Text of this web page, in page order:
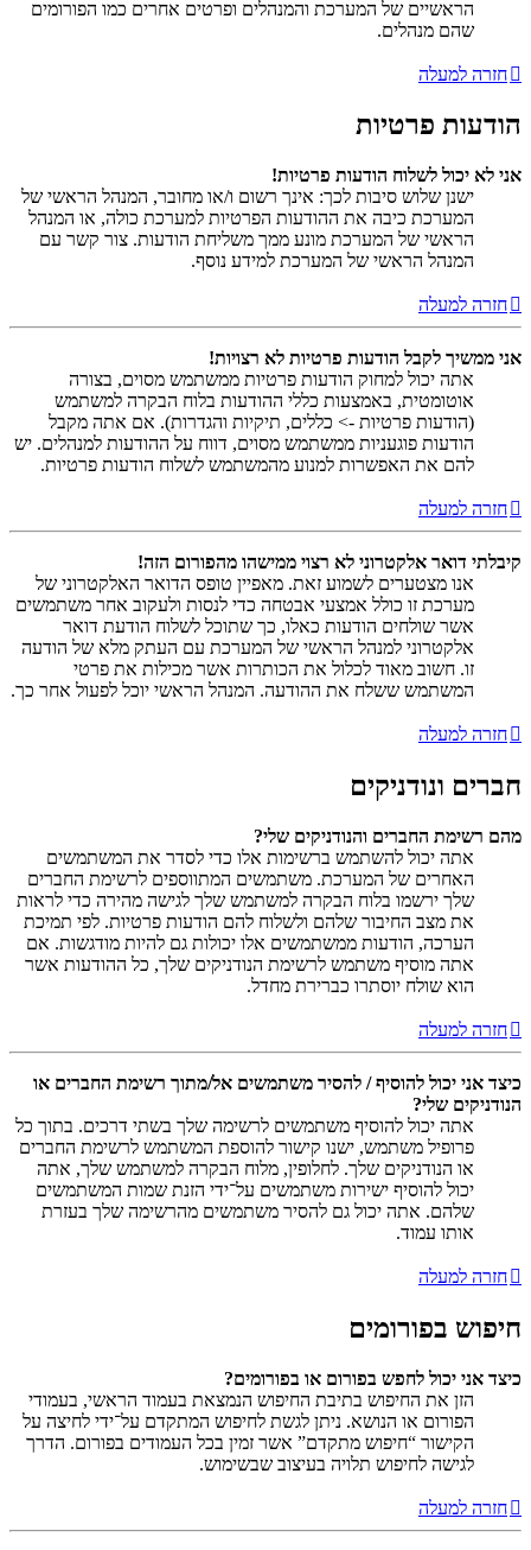
הראשיים של המערכת והמנהלים ופרטים אחרים כמו הפורומים
שהם מנהלים.
חזרה למעלה
הודעות פרטיות
אני לא יכול לשלוח הודעות פרטיות!
ישנן שלוש סיבות לכך: אינך רשום ו/או מחובר, המנהל הראשי של
המערכת כיבה את ההודעות הפרטיות למערכת כולה, או המנהל
הראשי של המערכת מונע ממך משליחת הודעות. צור קשר עם
המנהל הראשי של המערכת למידע נוסף.
חזרה למעלה
אני ממשיך לקבל הודעות פרטיות לא רצויות!
אתה יכול למחוק הודעות פרטיות ממשתמש מסוים, בצורה
אוטומטית, באמצעות כללי ההודעות בלוח הבקרה למשתמש
(הודעות פרטיות -> כללים, תיקיות והגדרות). אם אתה מקבל
הודעות פוגעניות ממשתמש מסוים, דווח על ההודעות למנהלים. יש
להם את האפשרות למנוע מהמשתמש לשלוח הודעות פרטיות.
חזרה למעלה
קיבלתי דואר אלקטרוני לא רצוי ממישהו מהפורום הזה!
אנו מצטערים לשמוע זאת. מאפיין טופס הדואר האלקטרוני של
מערכת זו כולל אמצעי אבטחה כדי לנסות ולעקוב אחר משתמשים
אשר שולחים הודעות כאלו, כך שתוכל לשלוח הודעת דואר
אלקטרוני למנהל הראשי של המערכת עם העתק מלא של הודעה
זו. חשוב מאוד לכלול את הכותרות אשר מכילות את פרטי
המשתמש ששלח את ההודעה. המנהל הראשי יוכל לפעול אחר כך.
חזרה למעלה
חברים ונודניקים
מהם רשימת החברים והנודניקים שלי?
אתה יכול להשתמש ברשימות אלו כדי לסדר את המשתמשים
האחרים של המערכת. משתמשים המתווספים לרשימת החברים
שלך ירשמו בלוח הבקרה למשתמש שלך לגישה מהירה כדי לראות
את מצב החיבור שלהם ולשלוח להם הודעות פרטיות. לפי תמיכת
הערכה, הודעות ממשתמשים אלו יכולות גם להיות מודגשות. אם
אתה מוסיף משתמש לרשימת הנודניקים שלך, כל ההודעות אשר
הוא שולח יוסתרו כברירת מחדל.
חזרה למעלה
כיצד אני יכול להוסיף / להסיר משתמשים אל/מתוך רשימת החברים או
הנודניקים שלי?
אתה יכול להוסיף משתמשים לרשימה שלך בשתי דרכים. בתוך כל
פרופיל משתמש, ישנו קישור להוספת המשתמש לרשימת החברים
או הנודניקים שלך. לחלופין, מלוח הבקרה למשתמש שלך, אתה
יכול להוסיף ישירות משתמשים על־ידי הזנת שמות המשתמשים
שלהם. אתה יכול גם להסיר משתמשים מהרשימה שלך בעזרת
אותו עמוד.
חזרה למעלה
חיפוש בפורומים
כיצד אני יכול לחפש בפורום או בפורומים?
הזן את החיפוש בתיבת החיפוש הנמצאת בעמוד הראשי, בעמודי
הפורום או הנושא. ניתן לגשת לחיפוש המתקדם על־ידי לחיצה על
הקישור “חיפוש מתקדם” אשר זמין בכל העמודים בפורום. הדרך
לגישה לחיפוש תלויה בעיצוב שבשימוש.
חזרה למעלה